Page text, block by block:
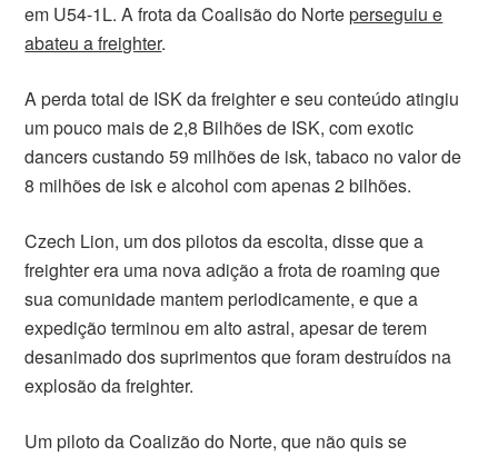
em U54-1L. A frota da Coalisão do Norteperseguiu e
abateu a freighter.
A perda total de ISK da freighter e seu conteúdo atingiu
um pouco mais de 2,8 Bilhões de ISK, com exotic
dancers custando 59 milhões de isk, tabaco no valor de
8 milhões de isk e alcohol com apenas 2 bilhões.
Czech Lion, um dos pilotos da escolta, disse que a
freighter era uma nova adição a frota de roaming que
sua comunidade mantem periodicamente, e que a
expedição terminou em alto astral, apesar de terem
desanimado dos suprimentos que foram destruídos na
explosão da freighter.
Um piloto da Coalizão do Norte, que não quis se